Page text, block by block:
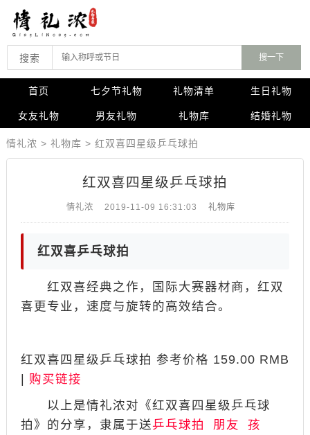
搜索
首页 七夕节礼物 礼物清单 生日礼物
女友礼物 男友礼物 礼物库 结婚礼物
情礼浓 > 礼物库 > ​​​​​​​红双喜四星级乒乓球拍
​​​​​​​红双喜四星级乒乓球拍
情礼浓 2019-11-09 16:31:03 礼物库
红双喜乒乓球拍
红双喜经典之作，国际大赛器材商，红双
喜更专业，速度与旋转的高效结合。
​​​​​​​红双喜四星级乒乓球拍 参考价格 159.00 RMB
| 购买链接
以上是情礼浓对《​​​​​​​红双喜四星级乒乓球
拍》的分享，隶属于送乒乓球拍 朋友
孩